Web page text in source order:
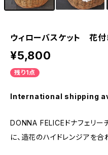
ウィローバスケット 花付
¥5,800
残り1点
International shipping
DONNA FELICEドナフェリー
に、造花のハイドレンジアを合